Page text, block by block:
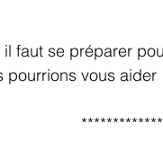
faut se préparer
pourrions vous aider